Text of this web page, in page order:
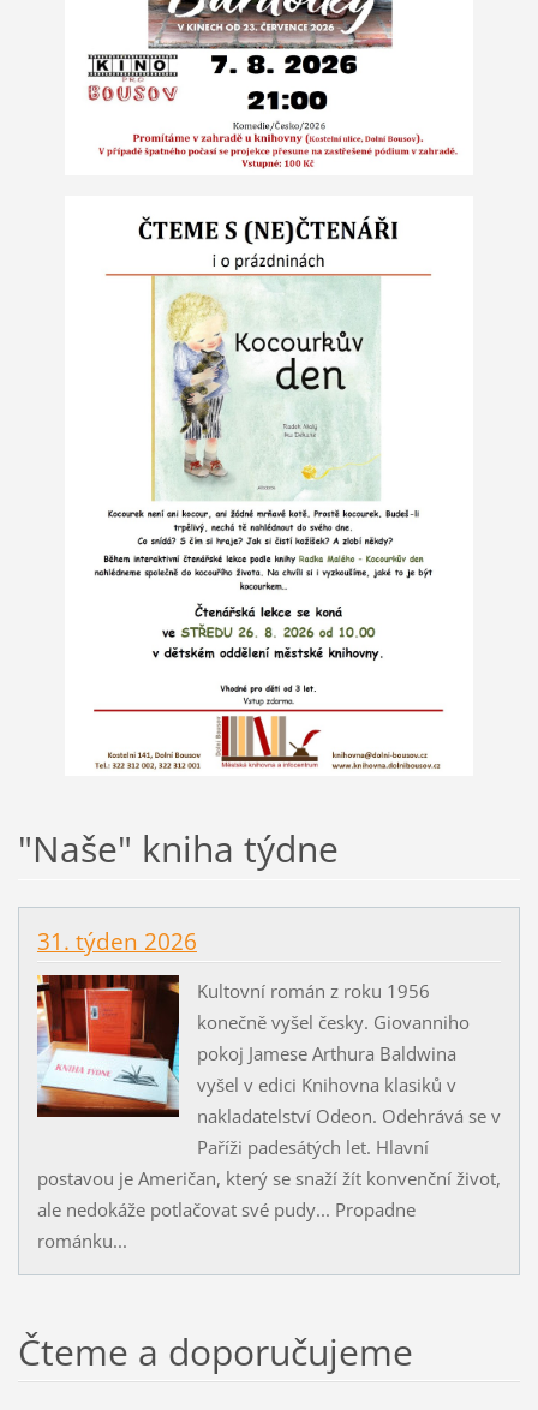
"Naše" kniha týdne
31. týden 2026
Kultovní román z roku 1956
konečně vyšel česky. Giovanniho
pokoj Jamese Arthura Baldwina
vyšel v edici Knihovna klasiků v
nakladatelství Odeon. Odehrává se v
Paříži padesátých let. Hlavní
postavou je Američan, který se snaží žít konvenční život,
ale nedokáže potlačovat své pudy... Propadne
románku...
Čteme a doporučujeme